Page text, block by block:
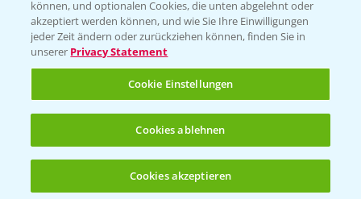
(noch 4)
Wetter Aktuell
BROSCHÜREN
Saatgut
Sonderkulturen
Verantwortung & Sorgfalt
können, und optionalen Cookies, die unten abgelehnt oder
akzeptiert werden können, und wie Sie Ihre Einwilligungen
jeder Zeit ändern oder zurückziehen können, finden Sie in
unserer Privacy Statement
Cookie Einstellungen
Cookies ablehnen
Cookies akzeptieren